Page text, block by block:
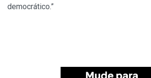
democrático.”